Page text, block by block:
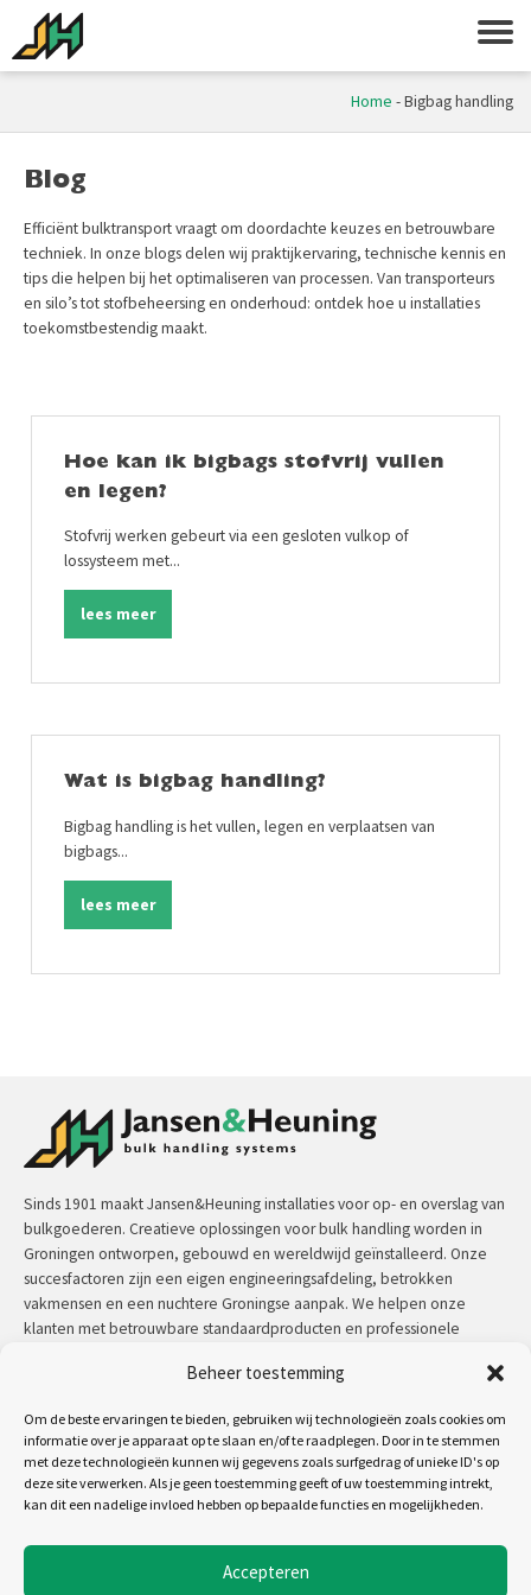
Beheer toestemming
Om de beste ervaringen te bieden, gebruiken wij technologieën zoals cookies om
informatie over je apparaat op te slaan en/of te raadplegen. Door in te stemmen
met deze technologieën kunnen wij gegevens zoals surfgedrag of unieke ID's op
deze site verwerken. Als je geen toestemming geeft of uw toestemming intrekt,
kan dit een nadelige invloed hebben op bepaalde functies en mogelijkheden.
Accepteren
Home -Bigbag handling
Blog
Efficiënt bulktransport vraagt om doordachte keuzes en betrouwbare
techniek. In onze blogs delen wij praktijkervaring, technische kennis en
tips die helpen bij het optimaliseren van processen. Van transporteurs
en silo’s tot stofbeheersing en onderhoud: ontdek hoe u installaties
toekomstbestendig maakt.
Hoe kan ik bigbags stofvrij vullen
en legen?
Stofvrij werken gebeurt via een gesloten vulkop of
lossysteem met...
lees meer
Wat is bigbag handling?
Bigbag handling is het vullen, legen en verplaatsen van
bigbags...
lees meer
Sinds 1901 maakt Jansen&Heuning installaties voor op- en overslag van
bulkgoederen. Creatieve oplossingen voor bulk handling worden in
Groningen ontworpen, gebouwd en wereldwijd geïnstalleerd. Onze
succesfactoren zijn een eigen engineeringsafdeling, betrokken
vakmensen en een nuchtere Groningse aanpak. We helpen onze
klanten met betrouwbare standaardproducten en professionele
lees meer
Volg ons op: